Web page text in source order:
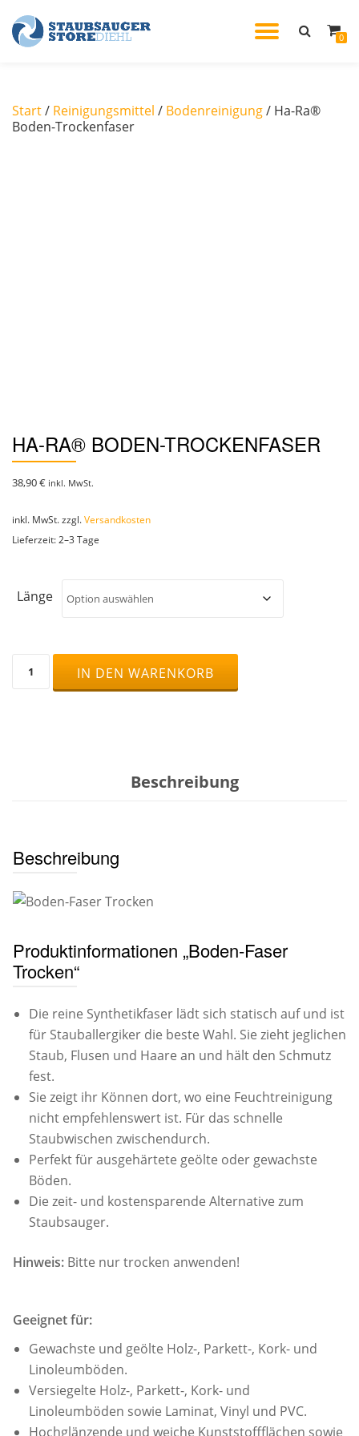
Skip
0
Start/ Reinigungsmittel / Bodenreinigung/ Ha-Ra®
Boden-Trockenfaser
HA-RA® BODEN-TROCKENFASER
38,90€ inkl. MwSt.
inkl. MwSt. zzgl. Versandkosten
Lieferzeit: 2–3 Tage
Länge
Ra®
Boden-
IN DEN WARENKORB
Beschreibung
Beschreibung
Produktinformationen „Boden-Faser
Trocken“
Die reine Synthetikfaser lädt sich statisch auf und ist
für Stauballergiker die beste Wahl. Sie zieht jeglichen
Staub, Flusen und Haare an und hält den Schmutz
fest.
Sie zeigt ihr Können dort, wo eine Feuchtreinigung
nicht empfehlenswert ist. Für das schnelle
Staubwischen zwischendurch.
Perfekt für ausgehärtete geölte oder gewachste
Böden.
Die zeit- und kostensparende Alternative zum
Staubsauger.
Hinweis: Bitte nur trocken anwenden!
Geeignet für:
Gewachste und geölte Holz-, Parkett-, Kork- und
Linoleumböden.
Versiegelte Holz-, Parkett-, Kork- und
Linoleumböden sowie Laminat, Vinyl und PVC.
Hochglänzende und weiche Kunststoffflächen sowie